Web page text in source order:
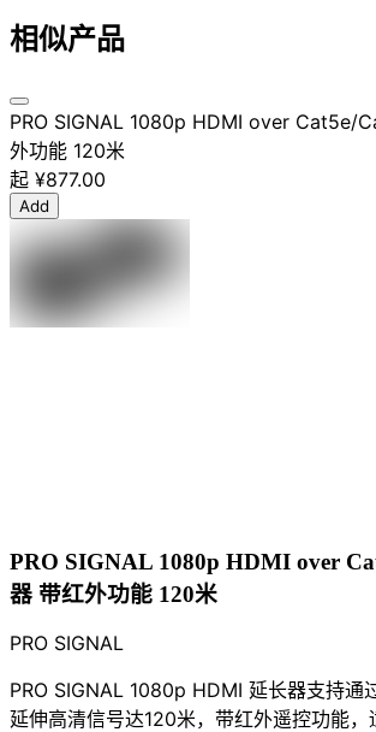
相似产品
PRO SIGNAL 1080p HDMI over Cat5e/
外功能 120米
起 ¥877.00
Add
PRO SIGNAL 1080p HDMI over
器 带红外功能 120米
PRO SIGNAL
PRO SIGNAL 1080p HDMI 延长器支持
延伸高清信号达120米，带红外遥控功能，